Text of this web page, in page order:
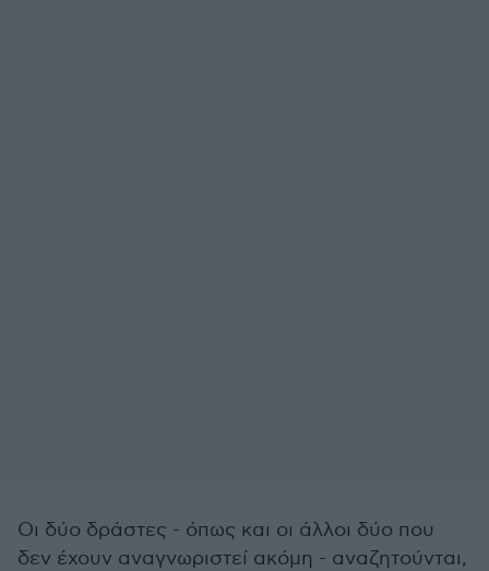
Οι δύο δράστες - όπως και οι άλλοι δύο που
δεν έχουν αναγνωριστεί ακόμη - αναζητούνται,